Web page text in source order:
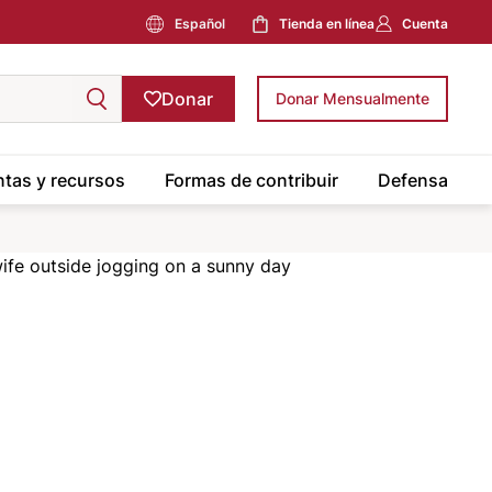
Español Tienda en línea Cuenta
Donar Donar Mensualmente
y recursos Formas de contribuir Defensa